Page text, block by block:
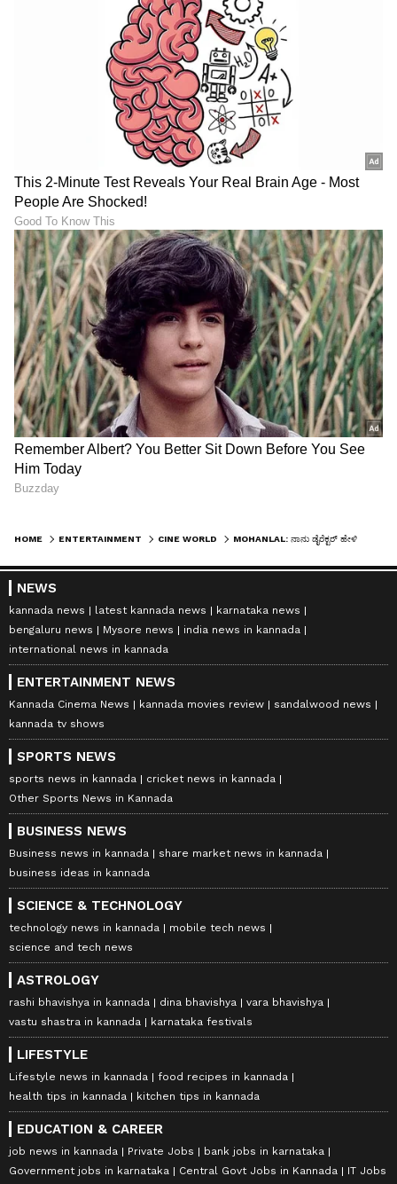
HOME ENTERTAINMENT CINE WORLD
NEWS
kannada news latest kannada news
karnataka news
bengaluru news
Mysore news
india news in kannada
international news in kannada
ENTERTAINMENT NEWS
Kannada Cinema News kannada movies review
sandalwood news
kannada tv shows
SPORTS NEWS
sports news in kannada
cricket news in kannada
Other Sports News in Kannada
BUSINESS NEWS
Business news in kannada
share market news in kannada
business ideas in kannada
SCIENCE & TECHNOLOGY
technology news in kannada
mobile tech news
science and tech news
ASTROLOGY
rashi bhavishya in kannada dina bhavishya
vara bhavishya
vastu shastra in kannada
karnataka festivals
LIFESTYLE
Lifestyle news in kannada
food recipes in kannada
health tips in kannada
kitchen tips in kannada
EDUCATION & CAREER
job news in kannada Private Jobs
bank jobs in karnataka
Government jobs in karnataka
Central Govt Jobs in Kannada IT Jobs